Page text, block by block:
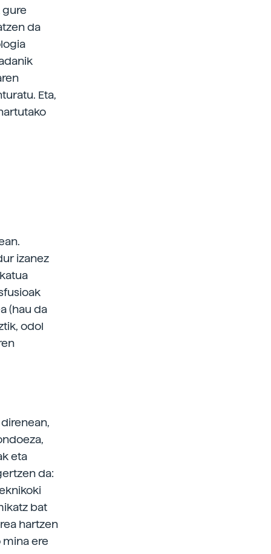
gure
da
Eta,
izanez
(hau da
odol
eta
da:
bat
hartzen
mina ere